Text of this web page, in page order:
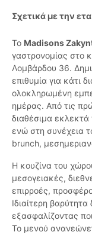
Σχετικά με την
Το Madisons
γαστρονομίας στο
Λομβάρδου 36.
επιθυμία για κάτι
ολοκληρωμένη
ημέρας. Από τις
διαθέσιμα
ενώ στη συνέχεια
brunch,
Η κουζίνα του
μεσογειακές,
επιρροές,
Ιδιαίτερη
εξασφαλίζοντας
Το μενού